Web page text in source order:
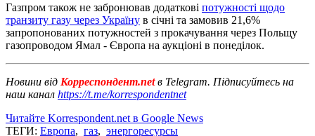
Газпром також не забронював додаткові потужності щодо
транзиту газу через Україну в січні та замовив 21,6%
запропонованих потужностей з прокачування через Польщу
газопроводом Ямал - Європа на аукціоні в понеділок.
Новини від Корреспондент.netв Telegram. Підписуйтесь на
наш канал https://t.me/korrespondentnet
Читайте Korrespondent.net в Google News
ТЕГИ: Европа, газ, энергоресурсы